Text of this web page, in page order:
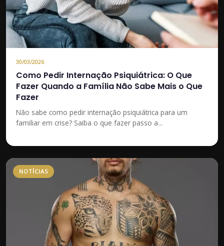
30/03/2026
Como Pedir Internação Psiquiátrica: O Que
Fazer Quando a Família Não Sabe Mais o Que
Fazer
Não sabe como pedir internação psiquiátrica para um
familiar em crise? Saiba o que fazer passo a...
NOTÍCIAS